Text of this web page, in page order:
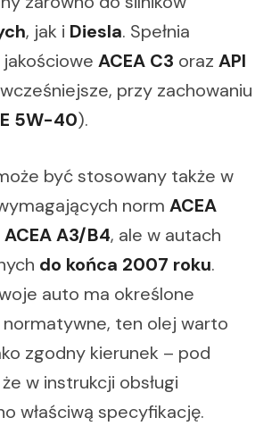
, jak i Diesla. Spełnia
ACEA C3 oraz API
przy zachowaniu
5W-40).
być stosowany także w
norm ACEA
ACEA A3/B4, ale w autach
do końca 2007 roku.
auto ma określone
ten olej warto
zgodny kierunek – pod
w instrukcji obsługi
właściwą specyfikację.